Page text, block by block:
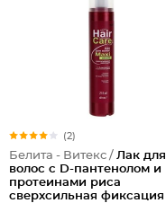
(2)
Белита - Витекс / Лак для
волос с D-пантенолом и
протеинами риса
сверхсильная фиксация